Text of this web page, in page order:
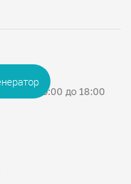
с 9:00 до 18:00